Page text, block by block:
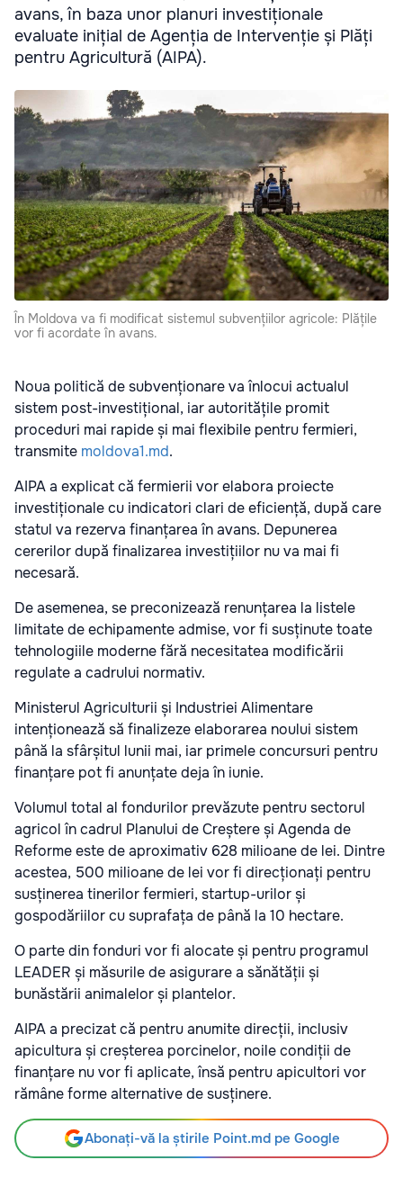
avans, în baza unor planuri investiționale
evaluate inițial de Agenția de Intervenție și Plăți
pentru Agricultură (AIPA).
În Moldova va fi modificat sistemul subvențiilor agricole: Plățile
vor fi acordate în avans.
Noua politică de subvenționare va înlocui actualul
sistem post-investițional, iar autoritățile promit
proceduri mai rapide și mai flexibile pentru fermieri,
transmite moldova1.md.
AIPA a explicat că fermierii vor elabora proiecte
investiționale cu indicatori clari de eficiență, după care
statul va rezerva finanțarea în avans. Depunerea
cererilor după finalizarea investițiilor nu va mai fi
necesară.
De asemenea, se preconizează renunțarea la listele
limitate de echipamente admise, vor fi susținute toate
tehnologiile moderne fără necesitatea modificării
regulate a cadrului normativ.
Ministerul Agriculturii și Industriei Alimentare
intenționează să finalizeze elaborarea noului sistem
până la sfârșitul lunii mai, iar primele concursuri pentru
finanțare pot fi anunțate deja în iunie.
Volumul total al fondurilor prevăzute pentru sectorul
agricol în cadrul Planului de Creștere și Agenda de
Reforme este de aproximativ 628 milioane de lei. Dintre
acestea, 500 milioane de lei vor fi direcționați pentru
susținerea tinerilor fermieri, startup-urilor și
gospodăriilor cu suprafața de până la 10 hectare.
O parte din fonduri vor fi alocate și pentru programul
LEADER și măsurile de asigurare a sănătății și
bunăstării animalelor și plantelor.
AIPA a precizat că pentru anumite direcții, inclusiv
apicultura și creșterea porcinelor, noile condiții de
finanțare nu vor fi aplicate, însă pentru apicultori vor
rămâne forme alternative de susținere.
Abonați-vă la știrile Point.md pe Google